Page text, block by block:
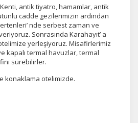
antik tiyatro, hamamlar, antik
cadde gezilerimizin ardından
nde serbest zaman ve
Sonrasında Karahayıt’ a
yerleşiyoruz. Misafirlerimiz
kapalı termal havuzlar, termal
sürebilirler.
konaklama otelimizde.